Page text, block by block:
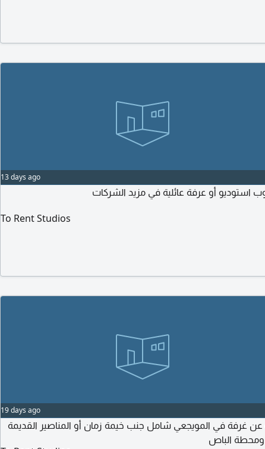
13 days ago
استوديو أو عرفة عائلية في مزيد الشركات
To Rent Studios
19 days ago
عن غرفة في المويجعي شامل جنب خيمة زمان أو المناصير القديمة
الباص